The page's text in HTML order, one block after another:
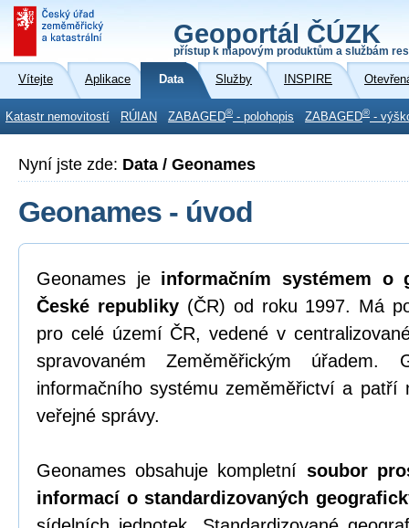
Geoportál ČÚZK
přístup k mapovým produktům a službám
Vítejte Aplikace Data Služby INSPIRE
Katastr nemovitostí RÚIAN ZABAGED® - polohopis ZABAGED® -
Nyní jste zde: Data / Geonames
Geonames - úvod
Geonames je informačním systémem o
České republiky(ČR) od roku 1997. Má
pro celé území ČR, vedené v
spravovaném Zeměměřickým úřadem.
informačního systému zeměměřictví a patří
veřejné správy.
Geonames obsahuje kompletní soubor
informací o standardizovaných